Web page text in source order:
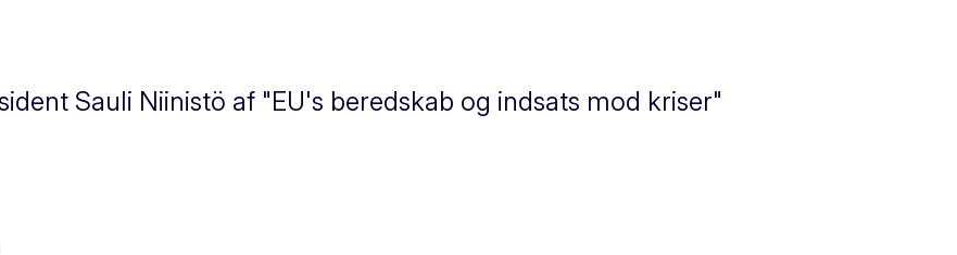
Sauli Niinistö af "EU's beredskab og indsats mod kriser"